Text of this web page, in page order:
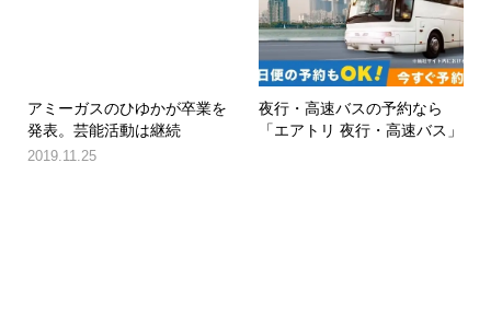
アミーガスのひゆかが卒業を
発表。芸能活動は継続
2019.11.25
夜行・高速バスの予約なら
「エアトリ 夜行・高速バス」